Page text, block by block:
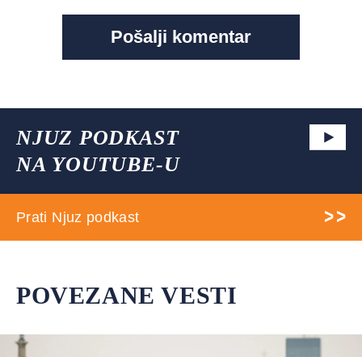
NJUZ PODKAST
NA YOUTUBE-U
Prati Njuz podkast
POVEZANE VESTI